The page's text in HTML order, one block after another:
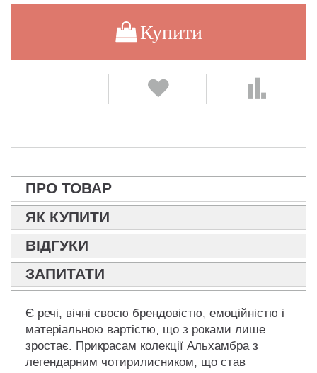
Купити
ПРО ТОВАР
ЯК КУПИТИ
ВІДГУКИ
ЗАПИТАТИ
Є речі, вічні своєю брендовістю, емоційністю і
матеріальною вартістю, що з роками лише
зростає. Прикрасам колекції Альхамбра з
легендарним чотирилисником, що став